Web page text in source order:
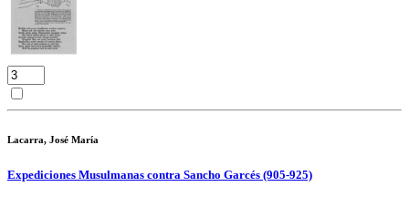
Lacarra, José María
Expediciones Musulmanas contra Sancho Garcés (905-925)